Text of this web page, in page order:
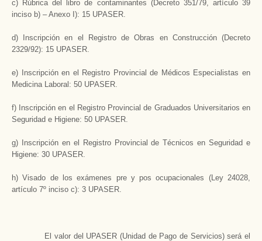
c) Rúbrica del libro de contaminantes (Decreto 351/79, artículo 39
inciso b) – Anexo I): 15 UPASER.
d) Inscripción en el Registro de Obras en Construcción (Decreto
2329/92): 15 UPASER.
e) Inscripción en el Registro Provincial de Médicos Especialistas en
Medicina Laboral: 50 UPASER.
f) Inscripción en el Registro Provincial de Graduados Universitarios en
Seguridad e Higiene: 50 UPASER.
g) Inscripción en el Registro Provincial de Técnicos en Seguridad e
Higiene: 30 UPASER.
h) Visado de los exámenes pre y pos ocupacionales (Ley 24028,
artículo 7º inciso c): 3 UPASER.
El valor del UPASER (Unidad de Pago de Servicios) será el